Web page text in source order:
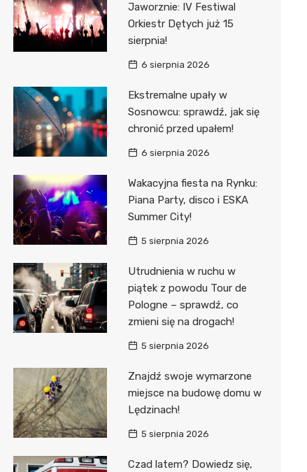
Jaworznie: IV Festiwal
Orkiestr Dętych już 15
sierpnia!
6 sierpnia 2026
Ekstremalne upały w
Sosnowcu: sprawdź, jak się
chronić przed upałem!
6 sierpnia 2026
Wakacyjna fiesta na Rynku:
Piana Party, disco i ESKA
Summer City!
5 sierpnia 2026
Utrudnienia w ruchu w
piątek z powodu Tour de
Pologne – sprawdź, co
zmieni się na drogach!
5 sierpnia 2026
Znajdź swoje wymarzone
miejsce na budowę domu w
Lędzinach!
5 sierpnia 2026
Czad latem? Dowiedz się,